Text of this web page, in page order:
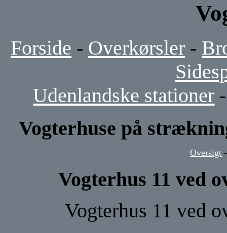
Forside - Overkørsler -
Udenlandske stationer
Vogterhuse på
Oversigt
Vogterhus 11 ved
Vogterhus 11 ved